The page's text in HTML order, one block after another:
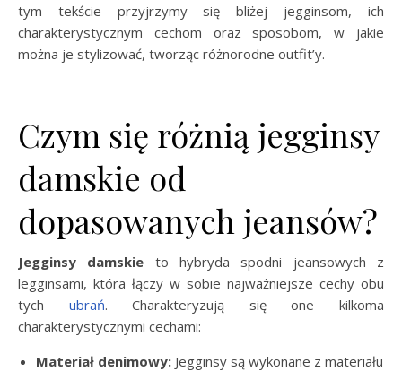
tym tekście przyjrzymy się bliżej jegginsom, ich
charakterystycznym cechom oraz sposobom, w jakie
można je stylizować, tworząc różnorodne outfit’y.
Czym się różnią jegginsy
damskie od
dopasowanych jeansów?
Jegginsy damskie to hybryda spodni jeansowych z
legginsami, która łączy w sobie najważniejsze cechy obu
tych ubrań. Charakteryzują się one kilkoma
charakterystycznymi cechami:
Materiał denimowy: Jegginsy są wykonane z materiału